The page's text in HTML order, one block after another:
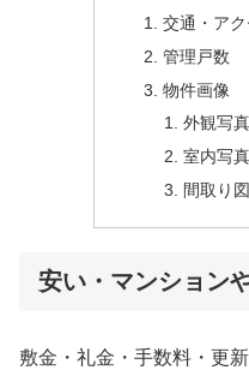
交通・アク
管理戸数
物件画像
外観写真
室内写真
間取り図
安い・マンション
敷金・礼金・手数料・更